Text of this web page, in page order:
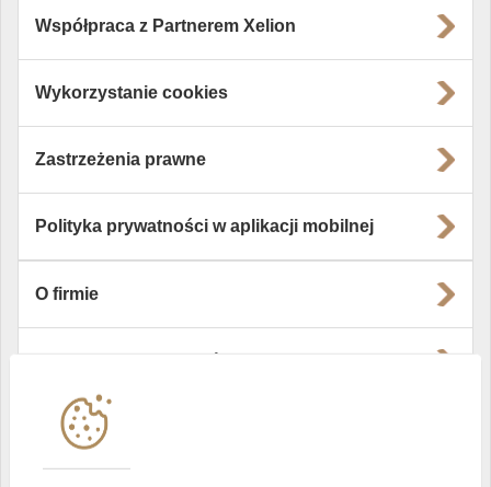
Współpraca z Partnerem Xelion
Wykorzystanie cookies
Zastrzeżenia prawne
Polityka prywatności w aplikacji mobilnej
O firmie
Instytucje współpracujące